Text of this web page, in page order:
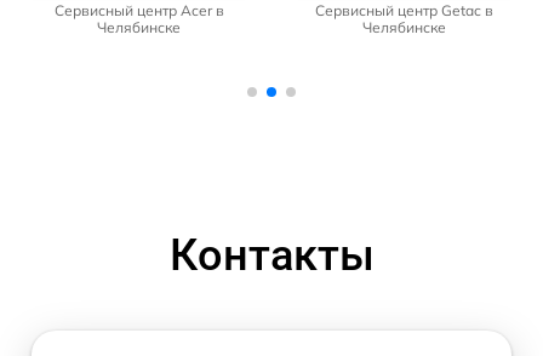
Сервисный центр Acer в
Челябинске
Сервисный центр Getac в
Челябинске
Контакты